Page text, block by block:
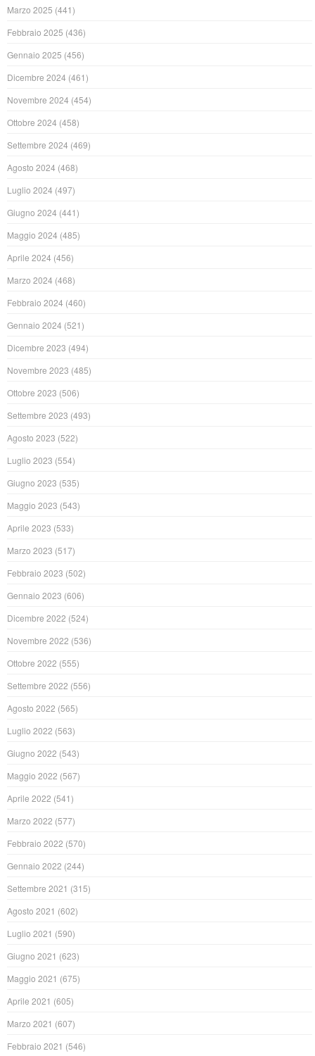
Marzo 2025 (441)
Febbraio 2025 (436)
Gennaio 2025 (456)
Dicembre 2024 (461)
Novembre 2024 (454)
Ottobre 2024 (458)
Settembre 2024 (469)
Agosto 2024 (468)
Luglio 2024 (497)
Giugno 2024 (441)
Maggio 2024 (485)
Aprile 2024 (456)
Marzo 2024 (468)
Febbraio 2024 (460)
Gennaio 2024 (521)
Dicembre 2023 (494)
Novembre 2023 (485)
Ottobre 2023 (506)
Settembre 2023 (493)
Agosto 2023 (522)
Luglio 2023 (554)
Giugno 2023 (535)
Maggio 2023 (543)
Aprile 2023 (533)
Marzo 2023 (517)
Febbraio 2023 (502)
Gennaio 2023 (606)
Dicembre 2022 (524)
Novembre 2022 (536)
Ottobre 2022 (555)
Settembre 2022 (556)
Agosto 2022 (565)
Luglio 2022 (563)
Giugno 2022 (543)
Maggio 2022 (567)
Aprile 2022 (541)
Marzo 2022 (577)
Febbraio 2022 (570)
Gennaio 2022 (244)
Settembre 2021 (315)
Agosto 2021 (602)
Luglio 2021 (590)
Giugno 2021 (623)
Maggio 2021 (675)
Aprile 2021 (605)
Marzo 2021 (607)
Febbraio 2021 (546)